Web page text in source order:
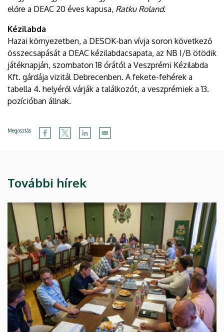
előre a DEAC 20 éves kapusa, Ratku Roland.
Kézilabda
Hazai környezetben, a DESOK-ban vívja soron következő
összecsapását a DEAC kézilabdacsapata, az NB I/B ötödik
játéknapján, szombaton 18 órától a Veszprémi Kézilabda
Kft. gárdája vizitál Debrecenben. A fekete-fehérek a
tabella 4. helyéről várják a találkozót, a veszprémiek a 13.
pozícióban állnak.
Megosztás
További hírek